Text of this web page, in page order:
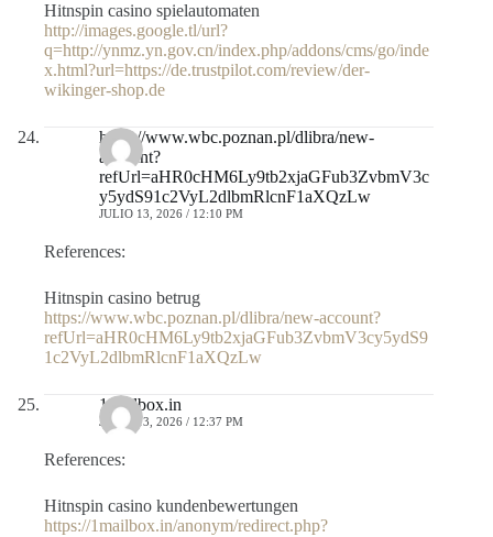
Hitnspin casino spielautomaten
http://images.google.tl/url?
q=http://ynmz.yn.gov.cn/index.php/addons/cms/go/inde
x.html?url=https://de.trustpilot.com/review/der-
wikinger-shop.de
https://www.wbc.poznan.pl/dlibra/new-
account?
refUrl=aHR0cHM6Ly9tb2xjaGFub3ZvbmV3c
y5ydS91c2VyL2dlbmRlcnF1aXQzLw
JULIO 13, 2026 / 12:10 PM
References:
Hitnspin casino betrug
https://www.wbc.poznan.pl/dlibra/new-account?
refUrl=aHR0cHM6Ly9tb2xjaGFub3ZvbmV3cy5ydS9
1c2VyL2dlbmRlcnF1aXQzLw
1mailbox.in
JULIO 13, 2026 / 12:37 PM
References:
Hitnspin casino kundenbewertungen
https://1mailbox.in/anonym/redirect.php?